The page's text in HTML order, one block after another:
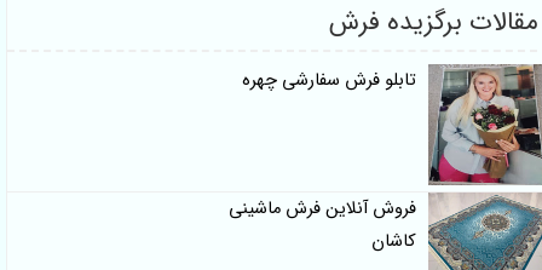
مقالات برگزیده فرش
تابلو فرش سفارشی چهره
فروش آنلاین فرش ماشینی
کاشان